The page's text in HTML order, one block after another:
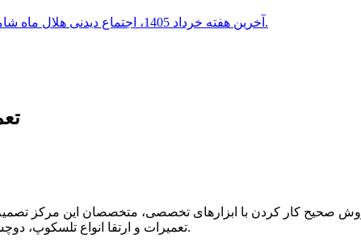
آخرین هفته خرداد 1405، اجتماع دیدنی هلال ماه شامگاهی با سیاره ناهید و مشتری را خواهید دید.
روش صحیح کار کردن با ابزارهای تخصصی، متخصصان این مرکز
تعمیرات و ارتقا انواع تلسکوپ، دوچشمی و لوازم نجومی منجمان عزیز گرفته اند.